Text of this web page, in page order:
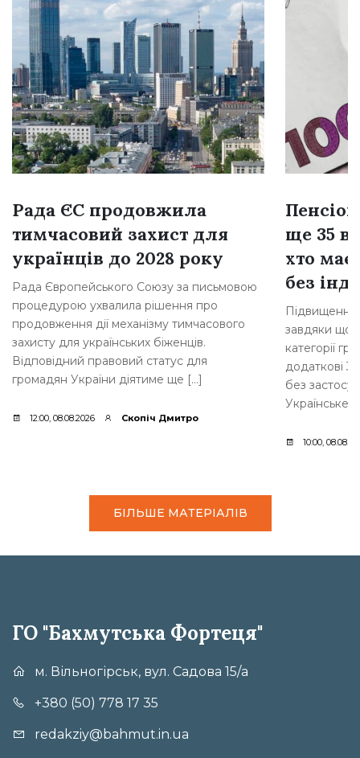
Рада ЄС продовжила
тимчасовий захист для
українців до 2028 року
Рада Європейського Союзу за письмовою
процедурою ухвалила рішення про
продовження дії механізму тимчасового
захисту для українських біженців.
Відповідний правовий статус для
громадян України діятиме ще […]
12:00, 08.08.2026 Скопіч Дмитро
ще 35
хто
без
Підвищення
завдяки
категорії
додаткові
без
Українське
10:00,
БІЛЬШЕ МАТЕРІАЛІВ
ГО "Бахмутська Фортеця"
м. Вільногірськ, вул. Садова 15/а
+380 (50) 778 17 35
redakziy@bahmut.in.ua